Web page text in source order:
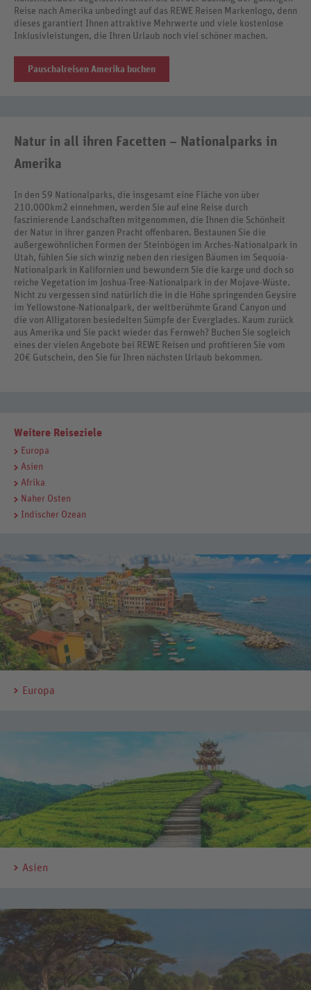
Reise nach Amerika unbedingt auf das REWE Reisen Markenlogo, denn
dieses garantiert Ihnen attraktive Mehrwerte und viele kostenlose
Inklusivleistungen, die Ihren Urlaub noch viel schöner machen.
Pauschalreisen Amerika buchen
Natur in all ihren Facetten – Nationalparks in
Amerika
In den 59 Nationalparks, die insgesamt eine Fläche von über
210.000km2 einnehmen, werden Sie auf eine Reise durch
faszinierende Landschaften mitgenommen, die Ihnen die Schönheit
der Natur in ihrer ganzen Pracht offenbaren. Bestaunen Sie die
außergewöhnlichen Formen der Steinbögen im Arches-Nationalpark in
Utah, fühlen Sie sich winzig neben den riesigen Bäumen im Sequoia-
Nationalpark in Kalifornien und bewundern Sie die karge und doch so
reiche Vegetation im Joshua-Tree-Nationalpark in der Mojave-Wüste.
Nicht zu vergessen sind natürlich die in die Höhe springenden Geysire
im Yellowstone-Nationalpark, der weltberühmte Grand Canyon und
die von Alligatoren besiedelten Sümpfe der Everglades. Kaum zurück
aus Amerika und Sie packt wieder das Fernweh? Buchen Sie sogleich
eines der vielen Angebote bei REWE Reisen und profitieren Sie vom
20€ Gutschein, den Sie für Ihren nächsten Urlaub bekommen.
Weitere Reiseziele
Europa
Asien
Afrika
Naher Osten
Indischer Ozean
Europa
Asien